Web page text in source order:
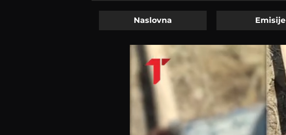
Naslovna Emisije